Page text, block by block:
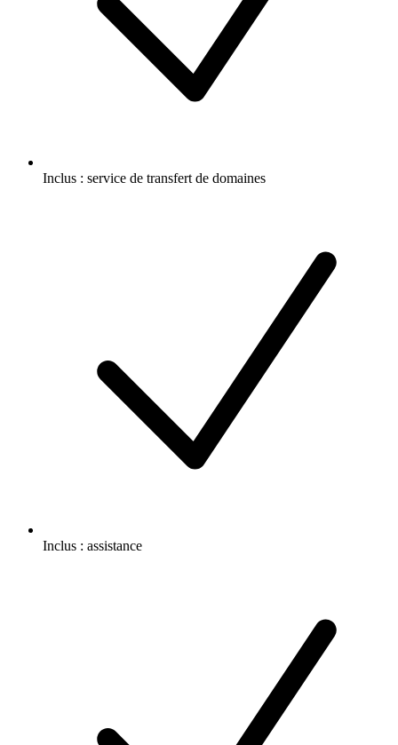
Inclus : service de transfert de domaines
Inclus : assistance